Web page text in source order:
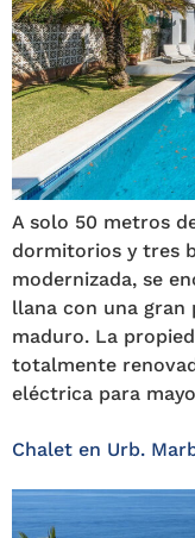
A solo 50 metros
dormitorios y tres
modernizada, se
llana con una gran
maduro. La
totalmente
eléctrica para
Chalet en Urb.